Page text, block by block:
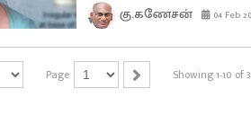
கு.கணேசன் 04 Feb
Page Showing 1-10 of